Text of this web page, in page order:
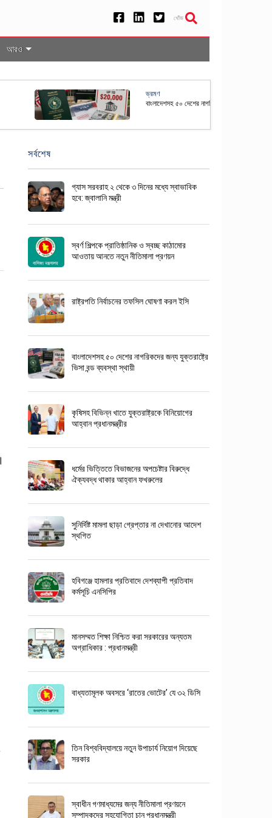
খোঁজ
আরও
৫০ দেশের নাগরিকদের জন্য যুক্তরাষ্ট্রে ভিসা বন্ড ব্যবস্থা স্থায়ী
সর্বশেষ
গ্যাস সরবরাহ ২ থেকে ৩ দিনের মধ্যে স্বাভাবিক
হবে: জ্বালানি মন্ত্রী
স্বর্ণ শিল্পকে প্রাতিষ্ঠানিক ও স্বচ্ছ কাঠামোর
আওতায় আনতে নতুন নীতিমালা প্রণয়ন
রাষ্ট্রপতি নির্বাচনের তফসিল ঘোষণা করল ইসি
বাংলাদেশসহ ৫০ দেশের নাগরিকদের জন্য যুক্তরাষ্ট্রে
ভিসা বন্ড ব্যবস্থা স্থায়ী
কৃষিসহ বিভিন্ন খাতে যুক্তরাষ্ট্রকে বিনিয়োগের
আহ্বান প্রধানমন্ত্রীর
ধর্মের ভিত্তিতে বিভাজনের অপচেষ্টার বিরুদ্ধে
ঐক্যবদ্ধ থাকার আহ্বান ফখরুলের
সুনির্দিষ্ট মামলা ছাড়া গ্রেপ্তার না দেখানোর আদেশ
স্থগিত
হবিগঞ্জে হামলার প্রতিবাদে দেশব্যাপী প্রতিবাদ
কর্মসূচি এনসিপির
মানসম্মত শিক্ষা নিশ্চিত করা সরকারের অন্যতম
অগ্রাধিকার : প্রধানমন্ত্রী
বাধ্যতামূলক অবসরে ‘রাতের ভোটের’ যে ৩২ ডিসি
তিন বিশ্ববিদ্যালয়ে নতুন উপাচার্য নিয়োগ দিয়েছে
সরকার
স্বাধীন গণমাধ্যমের জন্য নীতিমালা প্রণয়নে
সম্পাদকদের সহযোগিতা চান প্রধানমন্ত্রী